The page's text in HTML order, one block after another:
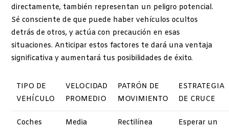
directamente, también representan un peligro potencial.
Sé consciente de que puede haber vehículos ocultos
detrás de otros, y actúa con precaución en esas
situaciones. Anticipar estos factores te dará una ventaja
significativa y aumentará tus posibilidades de éxito.
TIPO DE
VEHÍCULO
VELOCIDAD
PROMEDIO
PATRÓN DE
MOVIMIENTO
ESTRATEGIA
DE CRUCE
Coches Media Rectilínea
Esperar un